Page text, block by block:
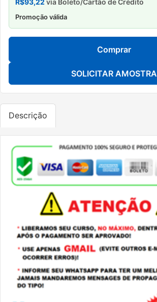
R$93,22 via Boleto/Cartão de Crédito
Promoção válida
Comprar
SOLICITAR AMOSTRA
Descrição